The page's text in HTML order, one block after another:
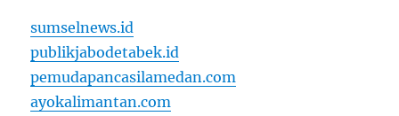
sumselnews.id
publikjabodetabek.id
pemudapancasilamedan.com
ayokalimantan.com